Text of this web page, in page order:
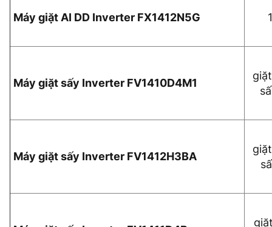
Máy giặt AI DD Inverter FX1412N5G
Máy giặt sấy Inverter FV1410D4M1
Máy giặt sấy Inverter FV1412H3BA